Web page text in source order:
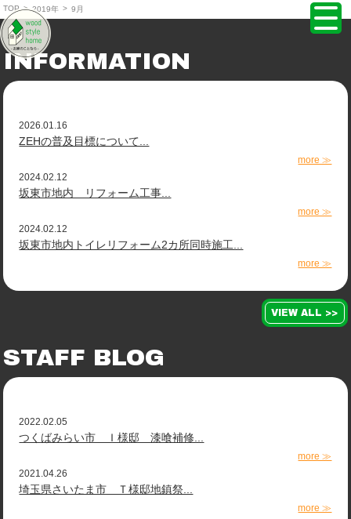
株式会社ウッドスタイルホーム TOPPAGE
TOP > 2019年 > 9月
INFORMATION
2026.01.16
ZEHの普及目標について...
more ≫
2024.02.12
坂東市地内 リフォーム工事...
more ≫
2024.02.12
坂東市地内トイレリフォーム2カ所同時施工...
more ≫
VIEW ALL >>
STAFF BLOG
2022.02.05
つくばみらい市 Ｉ様邸 漆喰補修...
more ≫
2021.04.26
埼玉県さいたま市 Ｔ様邸地鎮祭...
more ≫